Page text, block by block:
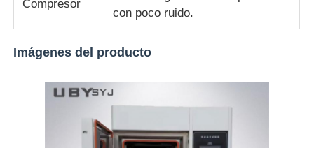
Compresor
con poco ruido.
Imágenes del producto